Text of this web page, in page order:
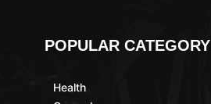
POPULAR CATEGORY
Health